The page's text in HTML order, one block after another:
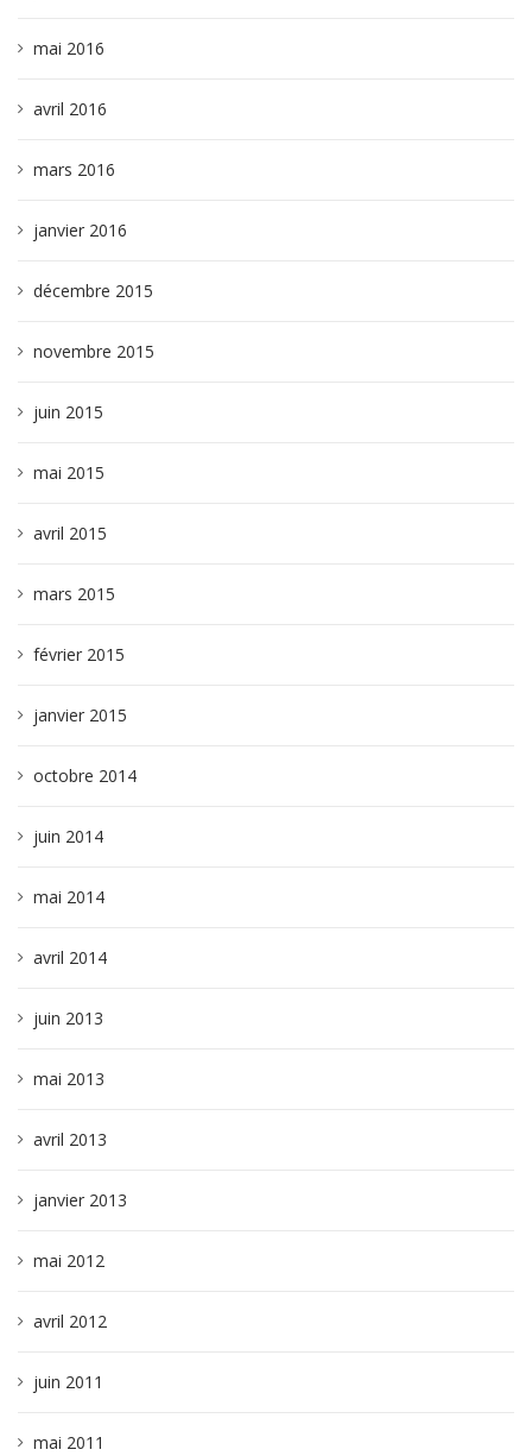
mai 2016
avril 2016
mars 2016
janvier 2016
décembre 2015
novembre 2015
juin 2015
mai 2015
avril 2015
mars 2015
février 2015
janvier 2015
octobre 2014
juin 2014
mai 2014
avril 2014
juin 2013
mai 2013
avril 2013
janvier 2013
mai 2012
avril 2012
juin 2011
mai 2011